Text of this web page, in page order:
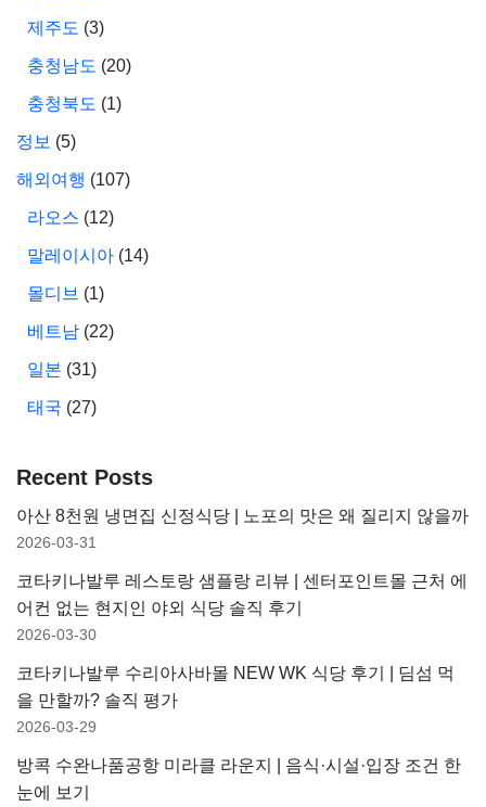
제주도 (3)
충청남도 (20)
충청북도 (1)
정보 (5)
해외여행 (107)
라오스 (12)
말레이시아 (14)
몰디브 (1)
베트남 (22)
일본 (31)
태국 (27)
Recent Posts
아산 8천원 냉면집 신정식당 | 노포의 맛은 왜 질리지 않을까
2026-03-31
코타키나발루 레스토랑 샘플랑 리뷰 | 센터포인트몰 근처 에
어컨 없는 현지인 야외 식당 솔직 후기
2026-03-30
코타키나발루 수리아사바몰 NEW WK 식당 후기 | 딤섬 먹
을 만할까? 솔직 평가
2026-03-29
방콕 수완나품공항 미라클 라운지 | 음식·시설·입장 조건 한
눈에 보기